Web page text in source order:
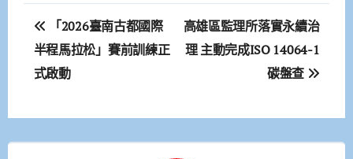
文
章
導
覽
「2026臺南古都國際
半程馬拉松」賽前訓練正
式啟動
高雄區監理所落實永續治
理 主動完成ISO 14064-1
碳盤查